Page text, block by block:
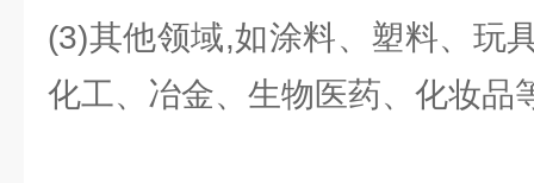
(3)其他领域,如涂料、塑料、玩
化工、冶金、生物医药、化妆品